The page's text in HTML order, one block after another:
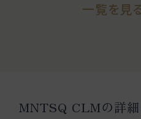
一覧を見
MNTSQ CLMの詳